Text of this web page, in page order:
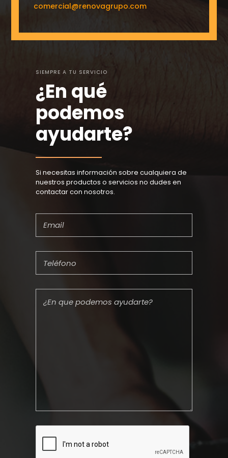
SIEMPRE A TU SERVICIO
¿En qué
podemos
ayudarte?
Si necesitas información sobre cualquiera de
nuestros productos o servicios no dudes en
contactar con nosotros.
comercial@renovagrupo.com